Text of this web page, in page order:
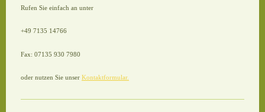
Rufen Sie einfach an unter
+49 7135 14766
Fax: 07135 930 7980
oder nutzen Sie unser Kontaktformular.